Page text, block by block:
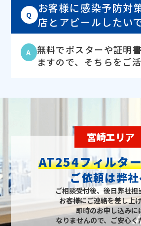
Q
お客様に感染予防対
店とアピールしたい
A
無料でポスターや証明
ますので、そちらをご
宮崎エリア
AT254フィルタ
ご依頼は弊
ご相談受付後、後日弊社担
お客様にご連絡を差し上
即時のお申し込みに
なりませんので、ご安心く